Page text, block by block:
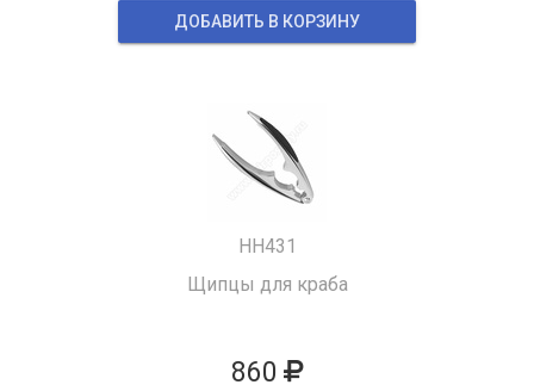
ДОБАВИТЬ В КОРЗИНУ
HH431
Щипцы для краба
860